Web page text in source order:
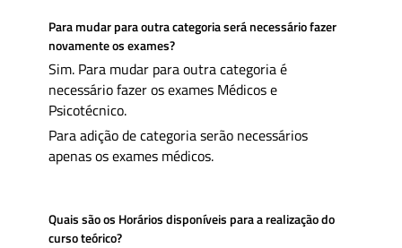
Para mudar para outra categoria será necessário fazer
novamente os exames?
Sim. Para mudar para outra categoria é
necessário fazer os exames Médicos e
Psicotécnico.
Para adição de categoria serão necessários
apenas os exames médicos.
Quais são os Horários disponíveis para a realização do
curso teórico?